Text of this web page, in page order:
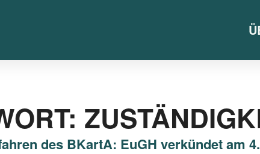
des BKartA: EuGH verkündet am